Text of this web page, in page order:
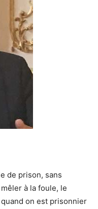
de prison, sans
à la foule, le
on est prisonnier